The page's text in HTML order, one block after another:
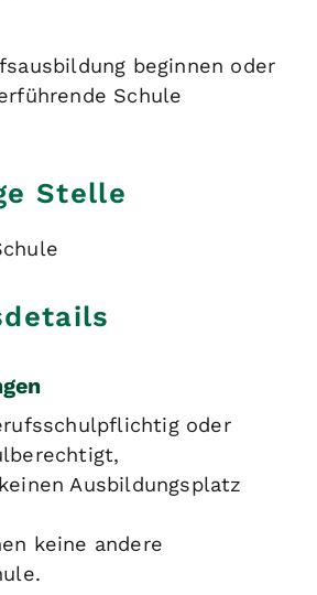
beginnen oder
Schule
Stelle
oder
Ausbildungsplatz
keine andere